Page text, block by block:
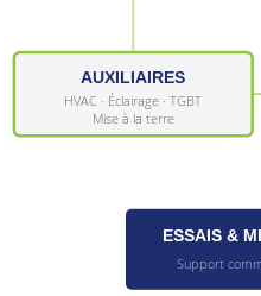
AUXILIAIRES
HVAC · Éclairage · TGBT
Mise à la terre
ESSAIS &
Support